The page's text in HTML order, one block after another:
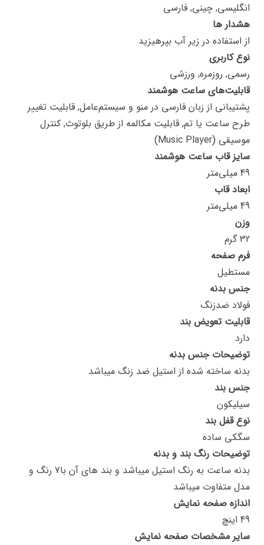
انگلیسی, چینی, فارسی
هشدار ها
از استفاده در زیر آب بپرهیزید
نوع کاربری
رسمی, روزمره, ورزشی
قابلیت‌های ساعت هوشمند
پشتیبانی از زبان فارسی در منو و سیستم‌عامل, قابلیت تغییر
طرح ساعت یا تم, قابلیت مکالمه از طریق بلوتوث, کنترل
موسیقی (Music Player)
سایز قاب ساعت هوشمند
49 میلی‌متر
ابعاد قاب
49 میلی‌متر
وزن
32 گرم
فرم صفحه
مستطیل
جنس بدنه
فولاد ضدزنگ
قابلیت تعویض بند
دارد
توضیحات جنس بدنه
بدنه ساخته شده از استیل ضد زنگ میباشد
جنس بند
سیلیکون
نوع قفل بند
سگکی ساده
توضیحات رنگ بند و بدنه
بدنه ساعت به رنگ استیل میباشد و بند های آن با7 رنگ و
مدل متفاوت میباشد
اندازه صفحه نمایش
49 اینچ
سایر مشخصات صفحه نمایش